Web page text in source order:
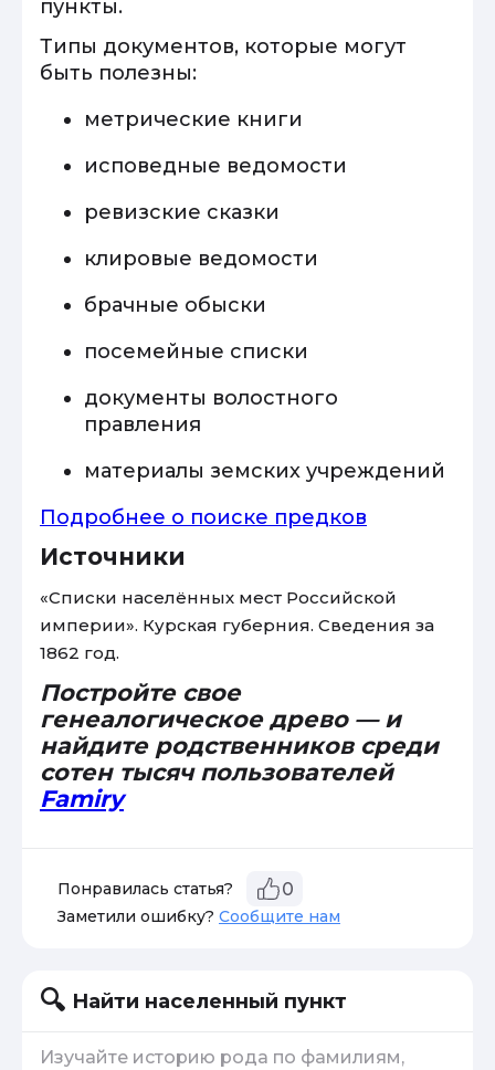
пункты.
Типы документов, которые могут
быть полезны:
метрические книги
исповедные ведомости
ревизские сказки
клировые ведомости
брачные обыски
посемейные списки
документы волостного
правления
материалы земских учреждений
Подробнее о поиске предков
Источники
«Списки населённых мест Российской
империи». Курская губерния. Сведения за
1862 год.
Постройте свое
генеалогическое древо — и
найдите родственников среди
сотен тысяч пользователей
Famiry
Понравилась статья? 0
Заметили ошибку? Сообщите нам
Найти населенный пункт
Изучайте историю рода по фамилиям,